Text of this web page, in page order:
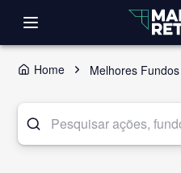
Home Melhores Fundos